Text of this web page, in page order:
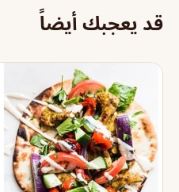
قد يعجبك أيضاً